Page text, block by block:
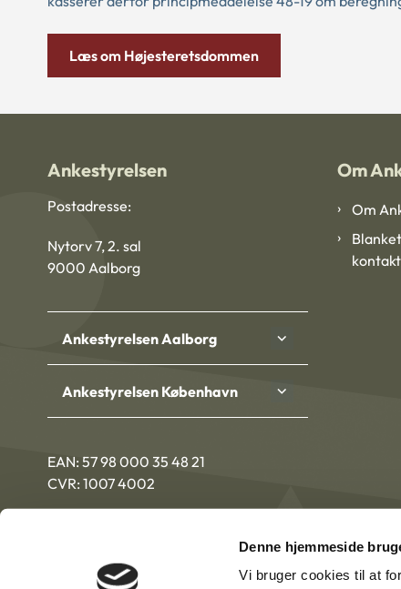
Denne hjemmeside
Vi bruger cookies til at
Læs om Højesteretsdommen
Ankestyrelsen
Postadresse:
Nytorv 7, 2. sal
9000 Aalborg
Ankestyrelsen Aalborg
Ankestyrelsen København
EAN: 57 98 000 35 48 21
CVR: 1007 4002
Om
Om